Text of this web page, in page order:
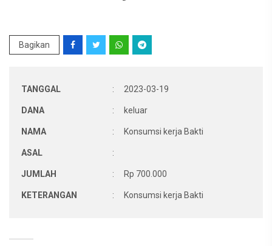
Bagikan
TANGGAL : 2023-03-19
DANA : keluar
NAMA : Konsumsi kerja Bakti
ASAL :
JUMLAH : Rp 700.000
KETERANGAN : Konsumsi kerja Bakti